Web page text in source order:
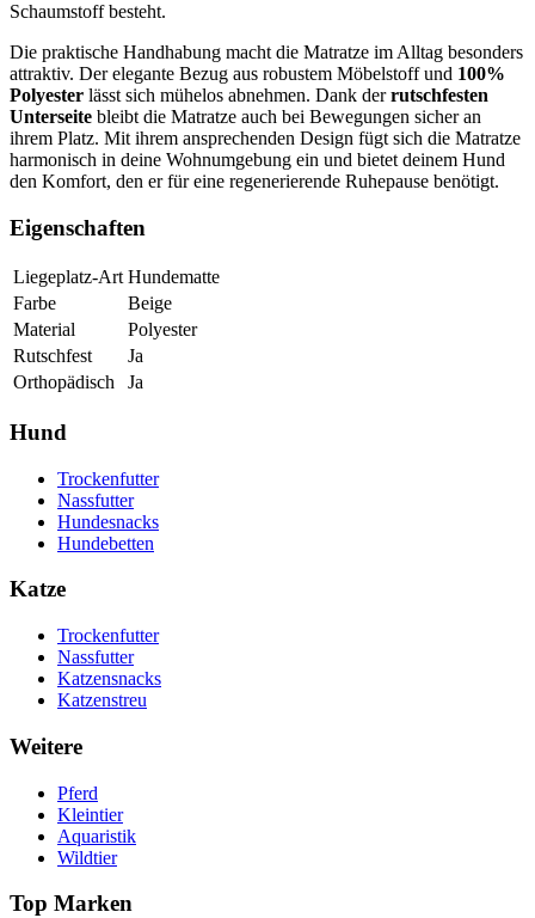
Schaumstoff besteht.
Die praktische Handhabung macht die Matratze im Alltag besonders
attraktiv. Der elegante Bezug aus robustem Möbelstoff und 100%
Polyester lässt sich mühelos abnehmen. Dank derrutschfesten
Unterseite bleibt die Matratze auch bei Bewegungen sicher an
ihrem Platz. Mit ihrem ansprechenden Design fügt sich die Matratze
harmonisch in deine Wohnumgebung ein und bietet deinem Hund
den Komfort, den er für eine regenerierende Ruhepause benötigt.
Eigenschaften
Liegeplatz-Art Hundematte
Farbe
Beige
Material
Polyester
Rutschfest
Ja
Orthopädisch
Ja
Hund
Trockenfutter
Nassfutter
Hundesnacks
Hundebetten
Katze
Trockenfutter
Nassfutter
Katzensnacks
Katzenstreu
Weitere
Pferd
Kleintier
Aquaristik
Wildtier
Top Marken